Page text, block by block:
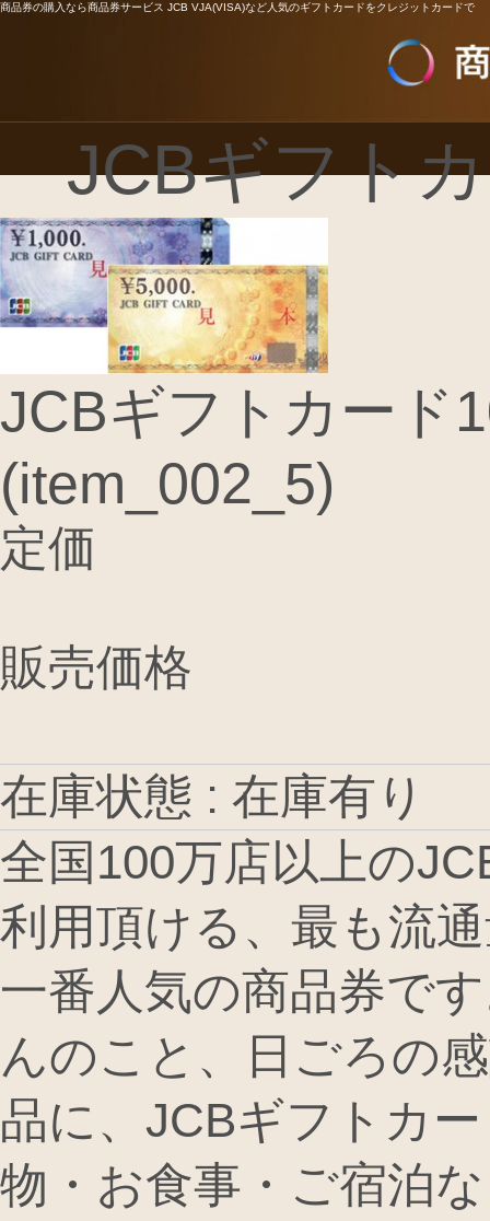
商品券の購入なら商品券サービス JCB VJA(VISA)など人気のギフトカードをクレジットカードで
JCBギフト
JCBギフトカード
(item_002_5)
定価
販売価格
在庫状態 : 在庫有り
全国100万店以上の
利用頂ける、最も流
一番人気の商品券で
んのこと、日ごろの
品に、JCBギフトカ
物・お食事・ご宿泊